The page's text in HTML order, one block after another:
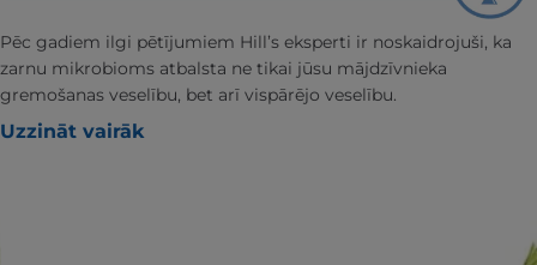
Pēc gadiem ilgi pētījumiem Hill’s eksperti ir noskaidrojuši, ka
zarnu mikrobioms atbalsta ne tikai jūsu mājdzīvnieka
gremošanas veselību, bet arī vispārējo veselību.
Uzzināt vairāk